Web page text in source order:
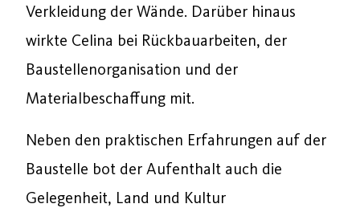
Verkleidung der Wände. Darüber hinaus
wirkte Celina bei Rückbauarbeiten, der
Baustellenorganisation und der
Materialbeschaffung mit.
Neben den praktischen Erfahrungen auf der
Baustelle bot der Aufenthalt auch die
Gelegenheit, Land und Kultur